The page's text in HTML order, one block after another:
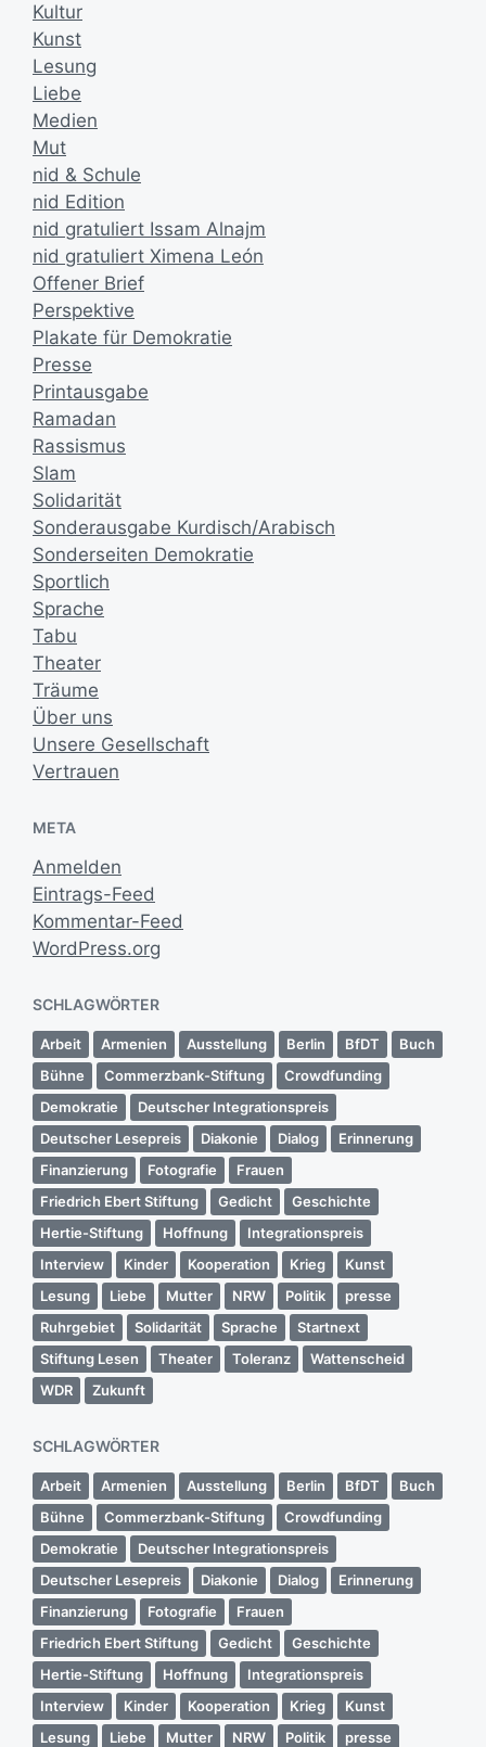
Kultur
Kunst
Lesung
Liebe
Medien
Mut
nid & Schule
nid Edition
nid gratuliert Issam Alnajm
nid gratuliert Ximena León
Offener Brief
Perspektive
Plakate für Demokratie
Presse
Printausgabe
Ramadan
Rassismus
Slam
Solidarität
Sonderausgabe Kurdisch/Arabisch
Sonderseiten Demokratie
Sportlich
Sprache
Tabu
Theater
Träume
Über uns
Unsere Gesellschaft
Vertrauen
META
Anmelden
Eintrags-Feed
Kommentar-Feed
WordPress.org
SCHLAGWÖRTER
Arbeit Armenien Ausstellung Berlin BfDT
Buch
Bühne
Commerzbank-Stiftung
Crowdfunding
Demokratie
Deutscher Integrationspreis
Deutscher Lesepreis
Diakonie Dialog
Erinnerung
Finanzierung
Fotografie
Frauen
Friedrich Ebert Stiftung
Gedicht
Geschichte
Hertie-Stiftung
Hoffnung
Integrationspreis
Interview
Kinder Kooperation Krieg
Kunst
Lesung
Liebe Mutter NRW Politik
presse
Ruhrgebiet
Solidarität Sprache
Startnext
Stiftung Lesen
Theater Toleranz
Wattenscheid
WDR
Zukunft
SCHLAGWÖRTER
Arbeit Armenien Ausstellung Berlin BfDT
Buch
Bühne
Commerzbank-Stiftung
Crowdfunding
Demokratie
Deutscher Integrationspreis
Deutscher Lesepreis
Diakonie Dialog
Erinnerung
Finanzierung
Fotografie
Frauen
Friedrich Ebert Stiftung
Gedicht
Geschichte
Hertie-Stiftung
Hoffnung
Integrationspreis
Interview
Kinder Kooperation Krieg
Kunst
Lesung
Liebe Mutter NRW Politik presse